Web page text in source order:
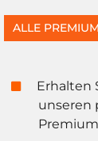
ALLE
Erhalten
unseren